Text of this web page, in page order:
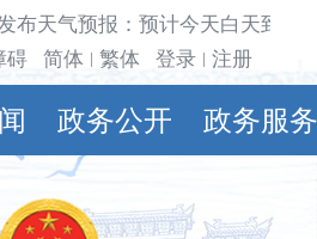
布天气预报：预计今天白天到
碍 简体 繁体 登录 注册
政务公开 政务服务